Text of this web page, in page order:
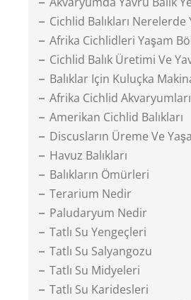
Cichlid Balıkları Nerelerde
Afrika Cichlidleri Yaşam
Cichlid Balık Üretimi Ve
Balıklar Için Kuluçka
Afrika Cichlid Akvaryumları
Amerikan Cichlid Balıkları
Discusların Üreme Ve
Havuz Balıkları
Balıkların Ömürleri
Terarium Nedir
Paludaryum Nedir
Tatlı Su Yengeçleri
Tatlı Su Salyangozu
Tatlı Su Midyeleri
Tatlı Su Karidesleri